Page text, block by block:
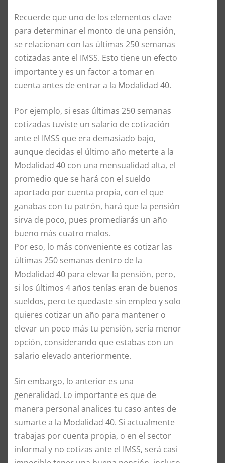
Recuerde que uno de los elementos clave
para determinar el monto de una pensión,
se relacionan con las últimas 250 semanas
cotizadas ante el IMSS. Esto tiene un efecto
importante y es un factor a tomar en
cuenta antes de entrar a la Modalidad 40.
Por ejemplo, si esas últimas 250 semanas
cotizadas tuviste un salario de cotización
ante el IMSS que era demasiado bajo,
aunque decidas el último año meterte a la
Modalidad 40 con una mensualidad alta, el
promedio que se hará con el sueldo
aportado por cuenta propia, con el que
ganabas con tu patrón, hará que la pensión
sirva de poco, pues promediarás un año
bueno más cuatro malos.
Por eso, lo más conveniente es cotizar las
últimas 250 semanas dentro de la
Modalidad 40 para elevar la pensión, pero,
si los últimos 4 años tenías eran de buenos
sueldos, pero te quedaste sin empleo y solo
quieres cotizar un año para mantener o
elevar un poco más tu pensión, sería menor
opción, considerando que estabas con un
salario elevado anteriormente.
Sin embargo, lo anterior es una
generalidad. Lo importante es que de
manera personal analices tu caso antes de
sumarte a la Modalidad 40. Si actualmente
trabajas por cuenta propia, o en el sector
informal y no cotizas ante el IMSS, será casi